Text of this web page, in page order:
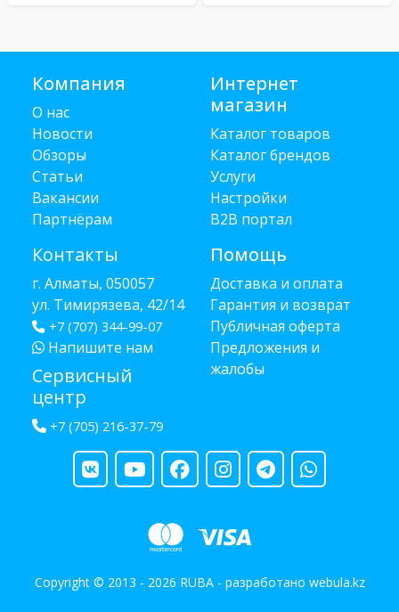
Компания
О нас
Новости
Обзоры
Статьи
Вакансии
Партнёрам
Контакты
г. Алматы, 050057
ул. Тимирязева, 42/14
+7 (707) 344-99-07
Напишите нам
Сервисный
центр
+7 (705) 216-37-79
Интернет
магазин
Каталог товаров
Каталог брендов
Услуги
Настройки
B2B портал
Помощь
Доставка и оплата
Гарантия и возврат
Публичная оферта
Предложения и
жалобы
Copyright © 2013 - 2026 RUBA - разработано webula.kz